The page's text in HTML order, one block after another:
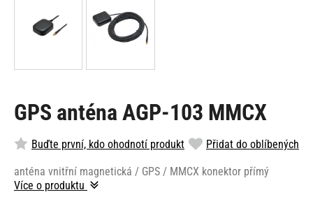
GPS anténa AGP-103 MMCX
Buďte první, kdo ohodnotí produkt Přidat do oblíbených
anténa vnitřní magnetická / GPS / MMCX konektor přímý
Více o produktu